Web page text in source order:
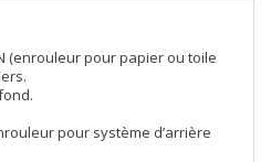
(enrouleur pour papier ou toile
pour système d’arrière